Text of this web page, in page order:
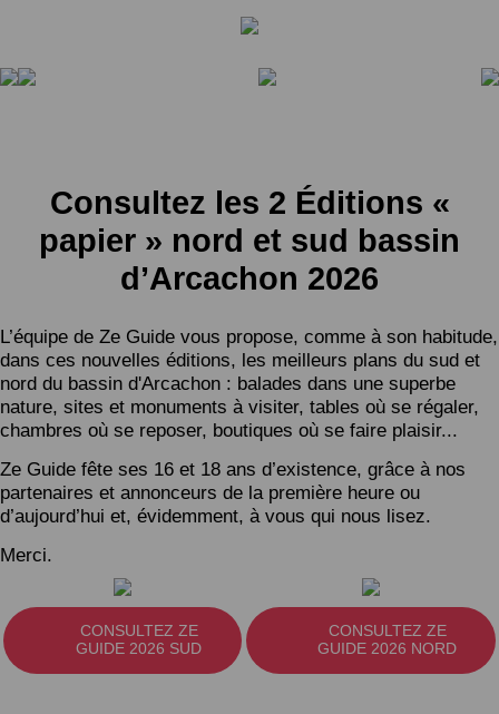
Consultez les 2 Éditions «
papier » nord et sud bassin
d’Arcachon 2026
L’équipe de Ze Guide vous propose, comme à son habitude,
dans ces nouvelles éditions, les meilleurs plans du sud et
nord du bassin d'Arcachon : balades dans une superbe
nature, sites et monuments à visiter, tables où se régaler,
chambres où se reposer, boutiques où se faire plaisir...
Ze Guide fête ses 16 et 18 ans d’existence, grâce à nos
partenaires et annonceurs de la première heure ou
d’aujourd’hui et, évidemment, à vous qui nous lisez.
Merci.
CONSULTEZ ZE
GUIDE 2026 SUD
CONSULTEZ ZE
GUIDE 2026 NORD